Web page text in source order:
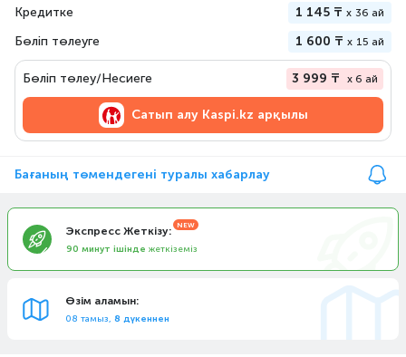
Кредитке 1 145 ₸ x 36 ай
Бөліп төлеуге 1 600 ₸ x 15 ай
Бөліп төлеу/Несиеге 3 999 ₸ x 6 ай
Сатып алуKaspi.kz арқылы
Бағаның төмендегені туралы хабарлау
Экспресс Жеткізу:
90 минут ішінде жеткіземіз
Өзім аламын:
08 тамыз, 8 дүкеннен